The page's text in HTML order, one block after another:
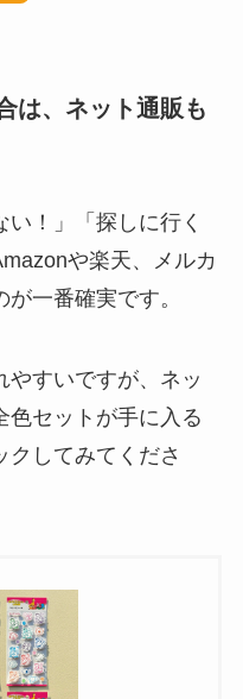
は、ネット通販も
い！」「探しに行く
や楽天、メルカ
一番確実です。
やすいですが、ネッ
色セットが手に入る
クしてみてくださ